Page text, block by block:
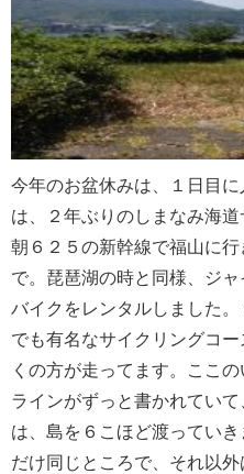
今年のお盆休みは、１日目
は、２年ぶりのしまなみ海道
朝６２５の新幹線で福山に
で。琵琶湖の時と同様、ジ
バイクをレンタルしました
でも有名なサイクリングコ
くの方が走ってます。ここ
ラインがずっと書かれてい
は、島を６こほど渡ってい
だけ同じところで、それ以